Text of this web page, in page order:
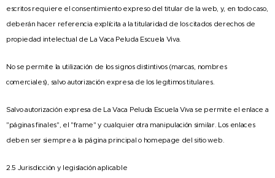
escritos requiere el consentimiento expreso del titular de la web, y, en todo caso,
deberán hacer referencia explícita a la titularidad de los citados derechos de
propiedad intelectual de La Vaca Peluda Escuela Viva.
No se permite la utilización de los signos distintivos (marcas, nombres
comerciales), salvo autorización expresa de los legítimos titulares.
Salvo autorización expresa de La Vaca Peluda Escuela Viva se permite el enlace a
"páginas finales", el "frame" y cualquier otra manipulación similar. Los enlaces
deben ser siempre a la página principal o homepage del sitio web.
2.5 Jurisdicción y legislación aplicable